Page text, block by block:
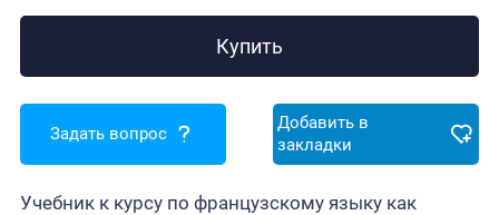
Купить
Задать вопрос
Добавить в
закладки
Учебник к курсу по французскому языку как